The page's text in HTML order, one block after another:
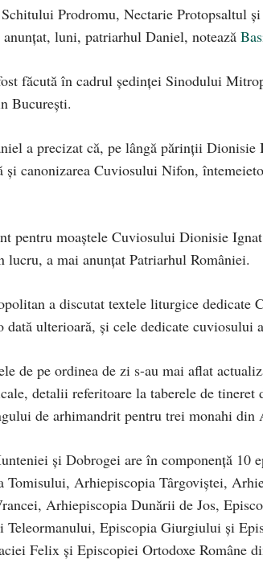
Prodromu, Nectarie Protopsaltul
anunțat, luni, patriarhul Daniel, notează
făcută în cadrul ședinței Sinodului
București.
a precizat că, pe lângă părinții
și canonizarea Cuviosului Nifon,
pentru moaștele Cuviosului Dionisie
lucru, a mai anunțat Patriarhul României.
a discutat textele liturgice dedicate
dată ulterioară, și cele dedicate
de pe ordinea de zi s-au mai aflat
detalii referitoare la taberele de
de arhimandrit pentru trei monahi din
și Dobrogei are în componență 10
Tomisului, Arhiepiscopia Târgoviștei,
Arhiepiscopia Dunării de Jos,
Teleormanului, Episcopia Giurgiului și
Felix și Episcopiei Ortodoxe Române